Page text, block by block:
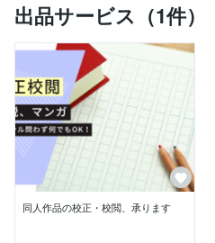
コンテンツを作者の意図する
い、という気持ちで校正校閲
おります。
自身でも同人で創作活動を行
制作や投稿コンテンツの校正
と思います。
これまでの業務経験から、デ
も強いので、電子書籍制作、
ついてもお気軽にご相談くだ
出品サービス（1件）
同人作品の校正・校閲、承ります